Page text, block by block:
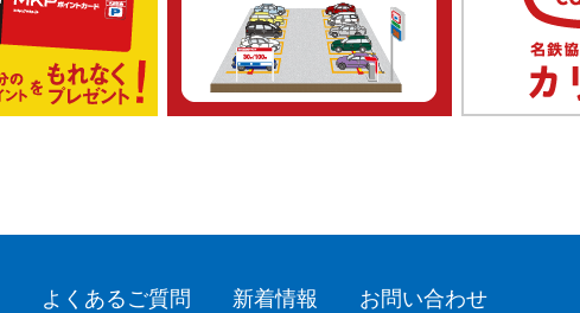
よくあるご質問 新着情報 お問い合わせ